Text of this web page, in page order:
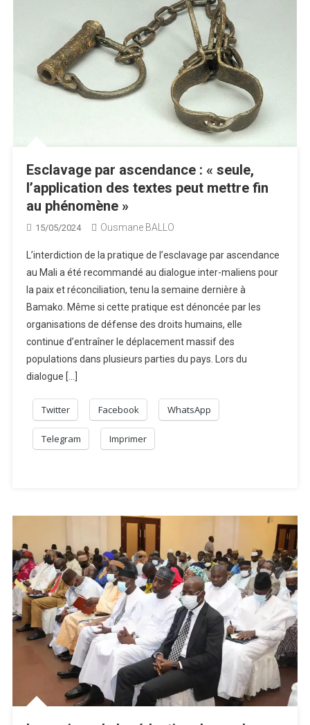
Esclavage par ascendance : « seule,
l’application des textes peut mettre fin
au phénomène »
15/05/2024 Ousmane BALLO
L’interdiction de la pratique de l’esclavage par ascendance
au Mali a été recommandé au dialogue inter-maliens pour
la paix et réconciliation, tenu la semaine dernière à
Bamako. Même si cette pratique est dénoncée par les
organisations de défense des droits humains, elle
continue d’entraîner le déplacement massif des
populations dans plusieurs parties du pays. Lors du
dialogue […]
Twitter Facebook WhatsApp
Telegram Imprimer